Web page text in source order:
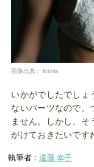
画像出典： fotolia
いかがでしたでしょ
ないパーツなので、
ません。しかし、そ
がけておきたいです
執筆者： 遠藤 幸子